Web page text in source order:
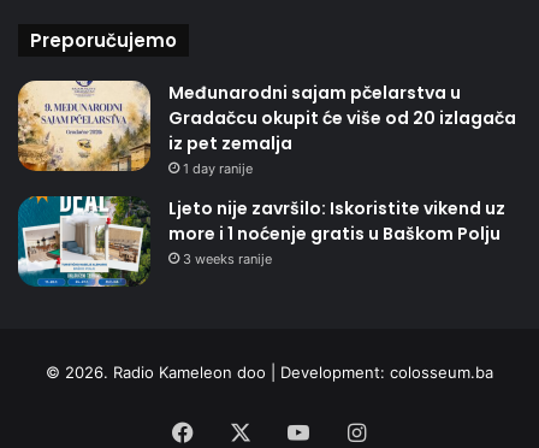
Preporučujemo
Međunarodni sajam pčelarstva u
Gradačcu okupit će više od 20 izlagača
iz pet zemalja
1 day ranije
Ljeto nije završilo: Iskoristite vikend uz
more i 1 noćenje gratis u Baškom Polju
3 weeks ranije
© 2026. Radio Kameleon doo | Development: colosseum.ba
Facebook YouTubeInstagram